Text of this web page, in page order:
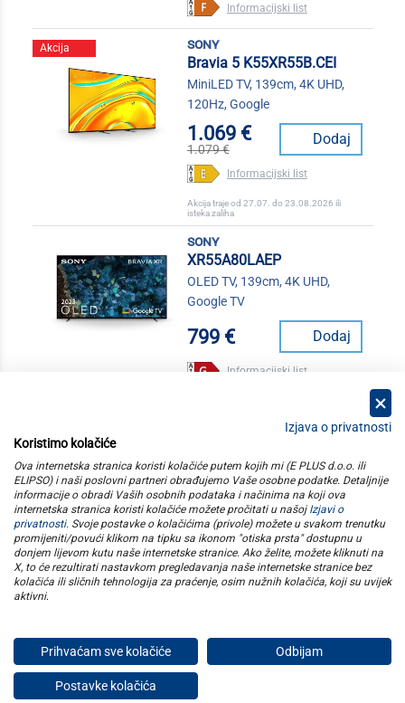
Informacijski list
Akcija
sony
Bravia 5 K55XR55B.CEI
MiniLED TV, 139cm, 4K UHD,
120Hz, Google
1.069 €
1.079 €
Dodaj
Informacijski list
Akcija traje od 27.07. do 23.08.2026 ili
isteka zaliha
sony
XR55A80LAEP
OLED TV, 139cm, 4K UHD,
Google TV
799 € Dodaj
Informacijski list
kategorije
elipso
informacije
pratite nas
E plus d.o.o. © Copyright 2026
Izjava o privatnosti
Koristimo kolačiće
Ova internetska stranica koristi kolačiće putem kojih mi (E PLUS d.o.o. ili
ELIPSO) i naši poslovni partneri obrađujemo Vaše osobne podatke. Detaljnije
informacije o obradi Vaših osobnih podataka i načinima na koji ova
internetska stranica koristi kolačiće možete pročitati u našoj Izjavi o
privatnosti. Svoje postavke o kolačićima (privole) možete u svakom trenutku
promijeniti/povući klikom na tipku sa ikonom "otiska prsta" dostupnu u
donjem lijevom kutu naše internetske stranice. Ako želite, možete kliknuti na
X, to će rezultirati nastavkom pregledavanja naše internetske stranice bez
kolačića ili sličnih tehnologija za praćenje, osim nužnih kolačića, koji su uvijek
aktivni.
Prihvaćam sve kolačiće Odbijam
Postavke kolačića